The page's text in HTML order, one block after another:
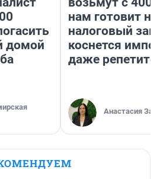
домой
нам готовит
налоговый
коснется
даже
Анастасия